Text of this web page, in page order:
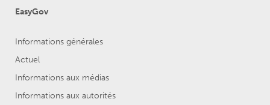
EasyGov
Informations générales
Actuel
Informations aux médias
Informations aux autorités